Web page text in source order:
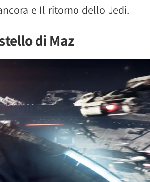
e Il ritorno dello Jedi.
di Maz